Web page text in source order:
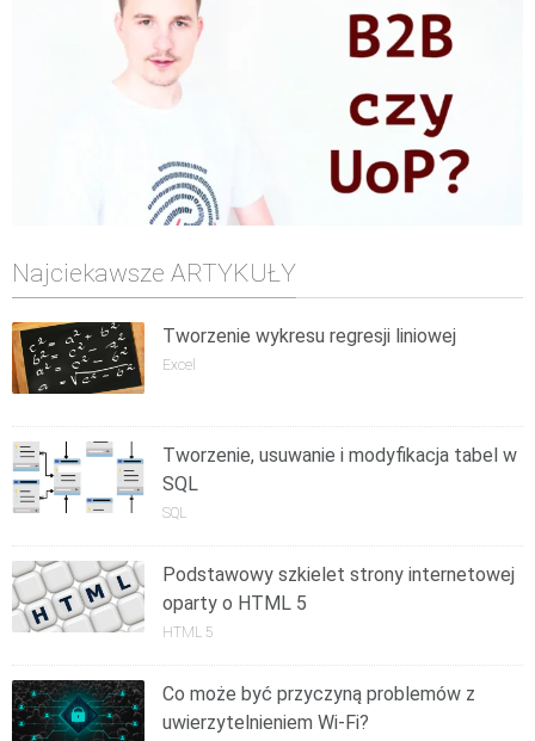
Najciekawsze ARTYKUŁY
Tworzenie wykresu regresji liniowej
Excel
Tworzenie, usuwanie i modyfikacja tabel w
SQL
SQL
Podstawowy szkielet strony internetowej
oparty o HTML 5
HTML 5
Co może być przyczyną problemów z
uwierzytelnieniem Wi-Fi?